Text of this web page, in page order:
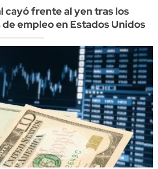
cayó frente al yen tras los
empleo en Estados Unidos